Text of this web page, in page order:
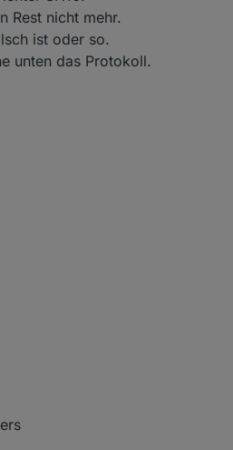
Rest nicht mehr.
ist oder so.
unten das Protokoll.